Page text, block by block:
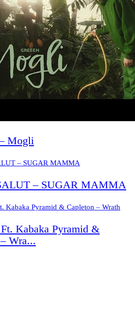
Mogli
– SUGAR MAMMA
Kabaka Pyramid &
Wra...